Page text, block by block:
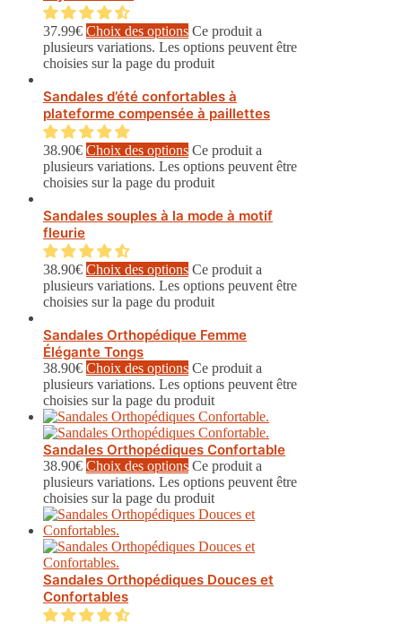
37.99€ Choix des options Ce produit a
plusieurs variations. Les options peuvent être
choisies sur la page du produit
Sandales d’été confortables à
plateforme compensée à paillettes
38.90€ Choix des options Ce produit a
plusieurs variations. Les options peuvent être
choisies sur la page du produit
Sandales souples à la mode à motif
fleurie
38.90€ Choix des options Ce produit a
plusieurs variations. Les options peuvent être
choisies sur la page du produit
Sandales Orthopédique Femme
Élégante Tongs
38.90€ Choix des options Ce produit a
plusieurs variations. Les options peuvent être
choisies sur la page du produit
Sandales Orthopédiques Confortable
38.90€ Choix des options Ce produit a
plusieurs variations. Les options peuvent être
choisies sur la page du produit
Sandales Orthopédiques Douces et
Confortables